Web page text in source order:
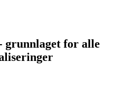
grunnlaget for alle